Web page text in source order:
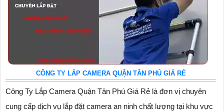
CÔNG TY LẮP CAMERA QUẬN TÂN PHÚ GIÁ RẺ
Công Ty Lắp Camera Quận Tân Phú Giá Rẻ là đơn vị chuyên
cung cấp dịch vụ lắp đặt camera an ninh chất lượng tại khu vực